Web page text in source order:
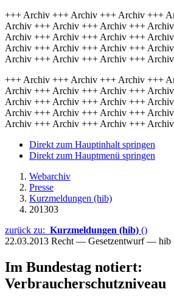
+++ Archiv +++ Archiv +++ Archiv +++
Archiv +++ Archiv +++ Archiv +++
Archiv +++ Archiv +++ Archiv +++
Archiv +++ Archiv +++ Archiv +++
Archiv +++ Archiv +++ Archiv +++
+++ Archiv +++ Archiv +++ Archiv +++
Archiv +++ Archiv +++ Archiv +++
Archiv +++ Archiv +++ Archiv +++
Archiv +++ Archiv +++ Archiv +++
Archiv +++ Archiv +++ Archiv +++
Direkt zum Hauptinhalt springen
Direkt zum Hauptmenü springen
Webarchiv
Presse
Kurzmeldungen (hib)
201303
zurück zu: Kurzmeldungen (hib) ()
22.03.2013 Recht — Gesetzentwurf — hib
Im Bundestag notiert:
Verbraucherschutzniveau